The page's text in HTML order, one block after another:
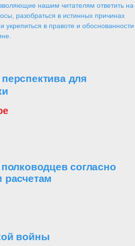
нашим читателям ответить на
разобраться в истинных причинах
укрепиться в правоте и обоснованности
для
согласно
расчетам
войны